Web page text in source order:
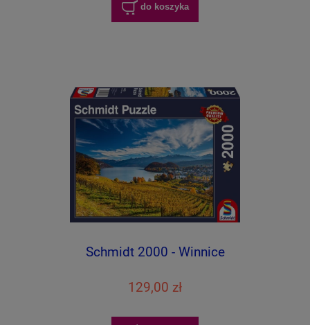
do koszyka
Schmidt 2000 - Winnice
129,00 zł